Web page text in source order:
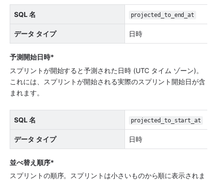
SQL 名 projected_to_end_at
データ タイプ 日時
予測開始日時*
スプリントが開始すると予測された日時 (UTC タイム ゾーン)。
これには、スプリントが開始される実際のスプリント開始日が含
まれます。
SQL 名 projected_to_start_at
データ タイプ 日時
並べ替え順序*
スプリントの順序。スプリントは小さいものから順に表示されま